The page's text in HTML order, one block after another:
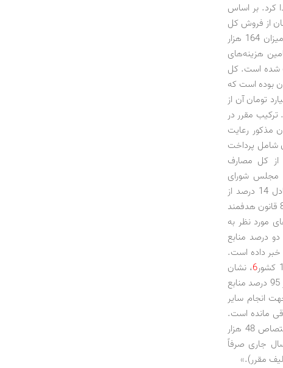
کرد. بر اساس
هزار میلیارد تومان از فروش کل
حامل‌های انرژی، برق، آب و گاز پس از اجرای هدفمندی به دست آمده است. از این میزان 164 هزار
تومان برای تامین هزینه‌های
شده است. کل
حدود 248 هزار میلیارد تومان بوده است که
انرژی، آب، برق و گاز و حدود 84 هزار میلیارد تومان آن از
مقرر در
مذکور رعایت
شامل پرداخت
1389 تا پنج‌ماهه نخست 1395، حدود 88 درصد از کل مصارف
مجلس شورای
اسلامی طی سال‌های 1389 لغایت پنج‌ماهه نخست 1395، به طور متوسط سهمی معادل 14 درصد از
منابع هدفمندسازی یارانه‌ها را در قوانین بودجه سنواتی برای کمک به تولید (موضوع ماده 8 قانون هدفمند
مورد نظر به
درصد منابع
مفاد قانون برنامه پنجم مبنی بر اختصاص 10 درصد) خبر داده است.
6، نشان
می‌دهد روند عدم تخصیص صحیح منابع هدفمندی در سال جاری تداوم یافته و «بیش از 95 درصد منابع
انجام سایر
مانده است.
به‌رغم مفاد ماده 7 آیین‌نامه تبصره 14 قانون بودجه سال 1395 کل کشور، مبنی بر اختصاص 48 هزار
جاری صرفاً